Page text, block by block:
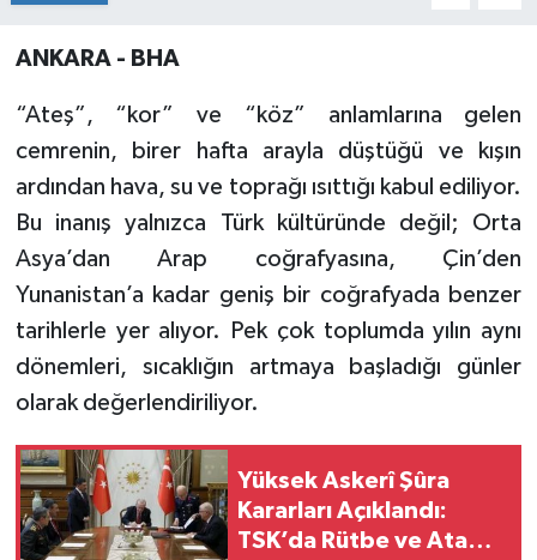
ANKARA - BHA
“Ateş”, “kor” ve “köz” anlamlarına gelen
cemrenin, birer hafta arayla düştüğü ve kışın
ardından hava, su ve toprağı ısıttığı kabul ediliyor.
Bu inanış yalnızca Türk kültüründe değil; Orta
Asya’dan Arap coğrafyasına, Çin’den
Yunanistan’a kadar geniş bir coğrafyada benzer
tarihlerle yer alıyor. Pek çok toplumda yılın aynı
dönemleri, sıcaklığın artmaya başladığı günler
olarak değerlendiriliyor.
Yüksek Askerî Şûra
Kararları Açıklandı:
TSK’da Rütbe ve Atama